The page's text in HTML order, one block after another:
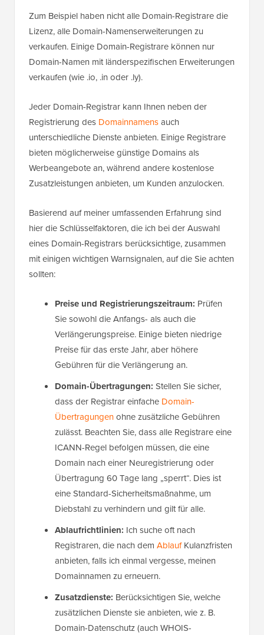
Zum Beispiel haben nicht alle Domain-Registrare die
Lizenz, alle Domain-Namenserweiterungen zu
verkaufen. Einige Domain-Registrare können nur
Domain-Namen mit länderspezifischen Erweiterungen
verkaufen (wie .io, .in oder .ly).
Jeder Domain-Registrar kann Ihnen neben der
Registrierung des Domainnamensauch
unterschiedliche Dienste anbieten. Einige Registrare
bieten möglicherweise günstige Domains als
Werbeangebote an, während andere kostenlose
Zusatzleistungen anbieten, um Kunden anzulocken.
Basierend auf meiner umfassenden Erfahrung sind
hier die Schlüsselfaktoren, die ich bei der Auswahl
eines Domain-Registrars berücksichtige, zusammen
mit einigen wichtigen Warnsignalen, auf die Sie achten
sollten:
Preise und Registrierungszeitraum: Prüfen
Sie sowohl die Anfangs- als auch die
Verlängerungspreise. Einige bieten niedrige
Preise für das erste Jahr, aber höhere
Gebühren für die Verlängerung an.
Domain-Übertragungen: Stellen Sie sicher,
dass der Registrar einfache Domain-
Übertragungenohne zusätzliche Gebühren
zulässt. Beachten Sie, dass alle Registrare eine
ICANN-Regel befolgen müssen, die eine
Domain nach einer Neuregistrierung oder
Übertragung 60 Tage lang „sperrt“. Dies ist
eine Standard-Sicherheitsmaßnahme, um
Diebstahl zu verhindern und gilt für alle.
Ablaufrichtlinien: Ich suche oft nach
Registraren, die nach dem AblaufKulanzfristen
anbieten, falls ich einmal vergesse, meinen
Domainnamen zu erneuern.
Zusatzdienste: Berücksichtigen Sie, welche
zusätzlichen Dienste sie anbieten, wie z. B.
Domain-Datenschutz (auch WHOIS-